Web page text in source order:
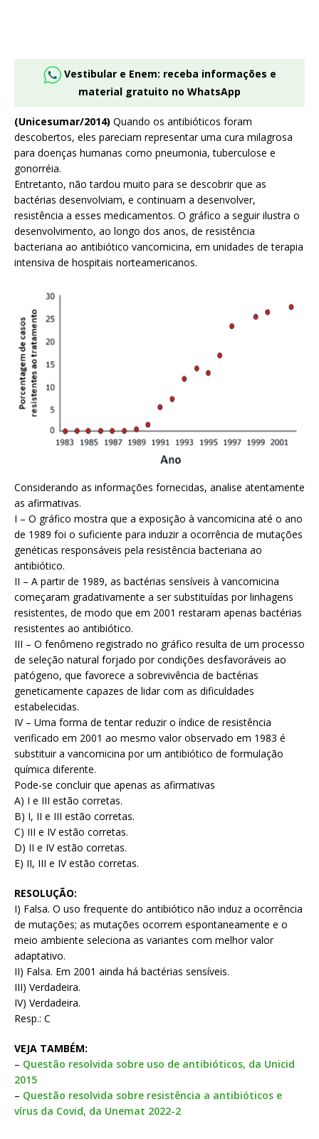
Vestibular e Enem: receba informações e
material gratuito no WhatsApp
(Unicesumar/2014) Quando os antibióticos foram
descobertos, eles pareciam representar uma cura milagrosa
para doenças humanas como pneumonia, tuberculose e
gonorréia.
Entretanto, não tardou muito para se descobrir que as
bactérias desenvolviam, e continuam a desenvolver,
resistência a esses medicamentos. O gráfico a seguir ilustra o
desenvolvimento, ao longo dos anos, de resistência
bacteriana ao antibiótico vancomicina, em unidades de terapia
intensiva de hospitais norteamericanos.
Considerando as informações fornecidas, analise atentamente
as afirmativas.
I – O gráfico mostra que a exposição à vancomicina até o ano
de 1989 foi o suficiente para induzir a ocorrência de mutações
genéticas responsáveis pela resistência bacteriana ao
antibiótico.
II – A partir de 1989, as bactérias sensíveis à vancomicina
começaram gradativamente a ser substituídas por linhagens
resistentes, de modo que em 2001 restaram apenas bactérias
resistentes ao antibiótico.
III – O fenômeno registrado no gráfico resulta de um processo
de seleção natural forjado por condições desfavoráveis ao
patógeno, que favorece a sobrevivência de bactérias
geneticamente capazes de lidar com as dificuldades
estabelecidas.
IV – Uma forma de tentar reduzir o índice de resistência
verificado em 2001 ao mesmo valor observado em 1983 é
substituir a vancomicina por um antibiótico de formulação
química diferente.
Pode-se concluir que apenas as afirmativas
A) I e III estão corretas.
B) I, II e III estão corretas.
C) III e IV estão corretas.
D) II e IV estão corretas.
E) II, III e IV estão corretas.
RESOLUÇÃO:
I) Falsa. O uso frequente do antibiótico não induz a ocorrência
de mutações; as mutações ocorrem espontaneamente e o
meio ambiente seleciona as variantes com melhor valor
adaptativo.
II) Falsa. Em 2001 ainda há bactérias sensíveis.
III) Verdadeira.
IV) Verdadeira.
Resp.: C
VEJA TAMBÉM:
– Questão resolvida sobre uso de antibióticos, da Unicid
2015
– Questão resolvida sobre resistência a antibióticos e
vírus da Covid, da Unemat 2022-2